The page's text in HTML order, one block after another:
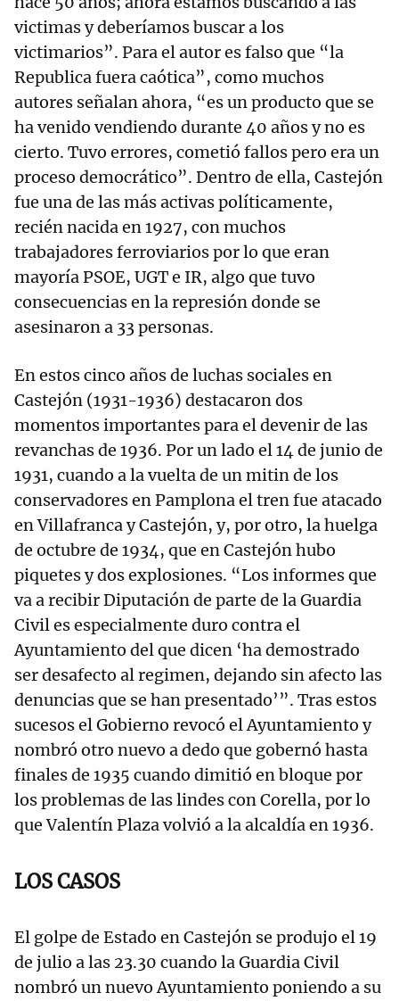
victimas y deberíamos buscar a los
victimarios”. Para el autor es falso que “la
Republica fuera caótica”, como muchos
autores señalan ahora, “es un producto que se
ha venido vendiendo durante 40 años y no es
cierto. Tuvo errores, cometió fallos pero era un
proceso democrático”. Dentro de ella, Castejón
fue una de las más activas políticamente,
recién nacida en 1927, con muchos
trabajadores ferroviarios por lo que eran
mayoría PSOE, UGT e IR, algo que tuvo
consecuencias en la represión donde se
asesinaron a 33 personas.
En estos cinco años de luchas sociales en
Castejón (1931-1936) destacaron dos
momentos importantes para el devenir de las
revanchas de 1936. Por un lado el 14 de junio de
1931, cuando a la vuelta de un mitin de los
conservadores en Pamplona el tren fue atacado
en Villafranca y Castejón, y, por otro, la huelga
de octubre de 1934, que en Castejón hubo
piquetes y dos explosiones. “Los informes que
va a recibir Diputación de parte de la Guardia
Civil es especialmente duro contra el
Ayuntamiento del que dicen ‘ha demostrado
ser desafecto al regimen, dejando sin afecto las
denuncias que se han presentado’”. Tras estos
sucesos el Gobierno revocó el Ayuntamiento y
nombró otro nuevo a dedo que gobernó hasta
finales de 1935 cuando dimitió en bloque por
los problemas de las lindes con Corella, por lo
que Valentín Plaza volvió a la alcaldía en 1936.
LOS CASOS
El golpe de Estado en Castejón se produjo el 19
de julio a las 23.30 cuando la Guardia Civil
nombró un nuevo Ayuntamiento poniendo a su